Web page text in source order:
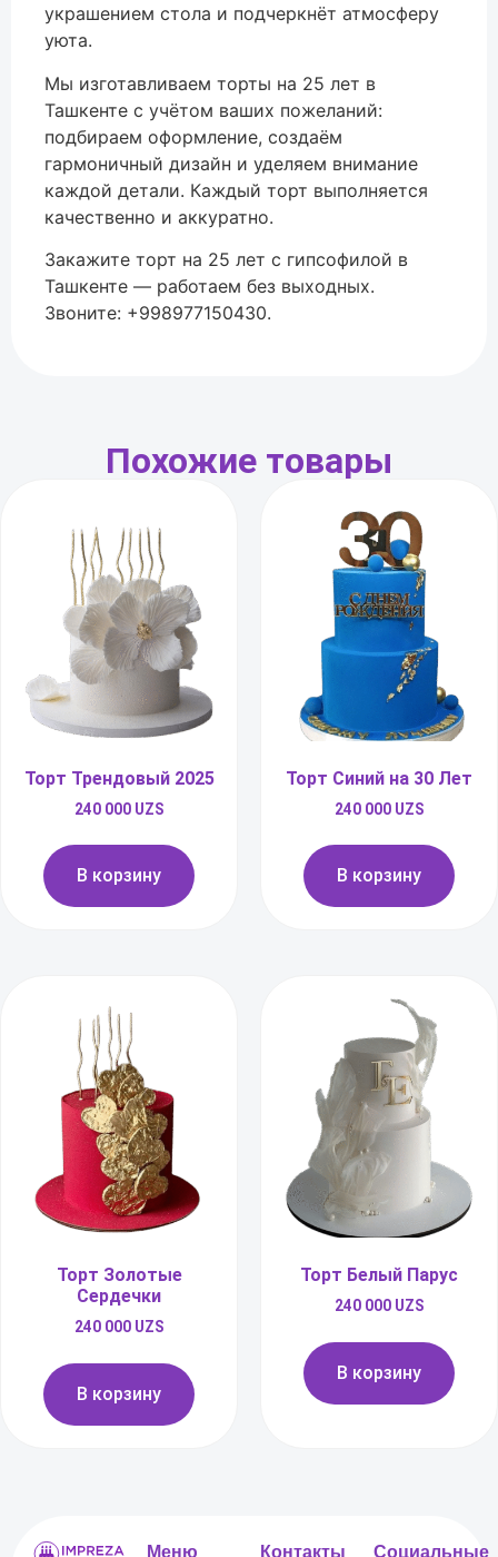
украшением стола и подчеркнёт атмосферу
уюта.
Мы изготавливаем торты на 25 лет в
Ташкенте с учётом ваших пожеланий:
подбираем оформление, создаём
гармоничный дизайн и уделяем внимание
каждой детали. Каждый торт выполняется
качественно и аккуратно.
Закажите торт на 25 лет с гипсофилой в
Ташкенте — работаем без выходных.
Звоните: +998977150430.
Похожие товары
Торт Трендовый 2025
240 000 UZS
В корзину
Торт Синий на 30 Лет
240 000 UZS
В корзину
Торт Золотые
Сердечки
240 000 UZS
В корзину
Торт Белый Парус
240 000 UZS
В корзину
Меню Контакты Социальные